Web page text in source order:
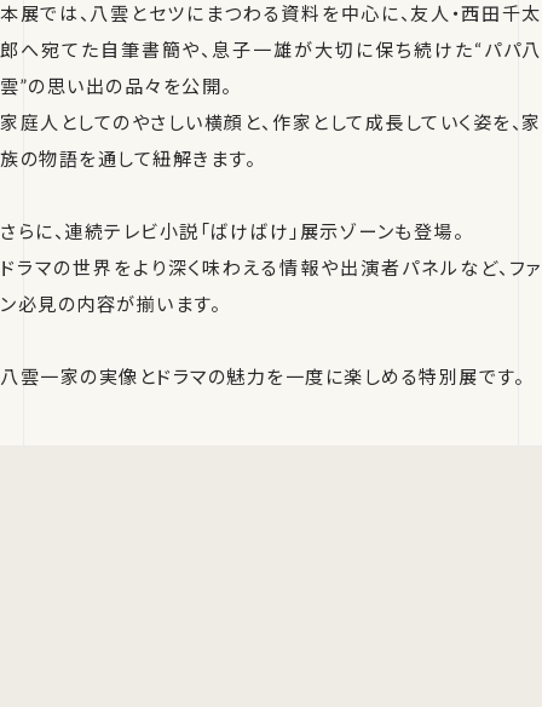
本展では、八雲とセツにまつわる資料を中心に、友人・西田千太
郎へ宛てた自筆書簡や、息子一雄が大切に保ち続けた“パパ八
雲”の思い出の品々を公開。
家庭人としてのやさしい横顔と、作家として成長していく姿を、家
族の物語を通して紐解きます。
さらに、連続テレビ小説「ばけばけ」展示ゾーンも登場。
ドラマの世界をより深く味わえる情報や出演者パネルなど、ファ
ン必見の内容が揃います。
八雲一家の実像とドラマの魅力を一度に楽しめる特別展です。